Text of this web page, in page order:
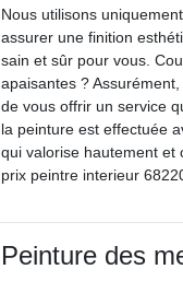
Nous utilisons
assurer une finition
sain et sûr pour vous.
apaisantes ?
de vous offrir un service
la peinture est effectuée
qui valorise hautement et
prix peintre interieur
Peinture des